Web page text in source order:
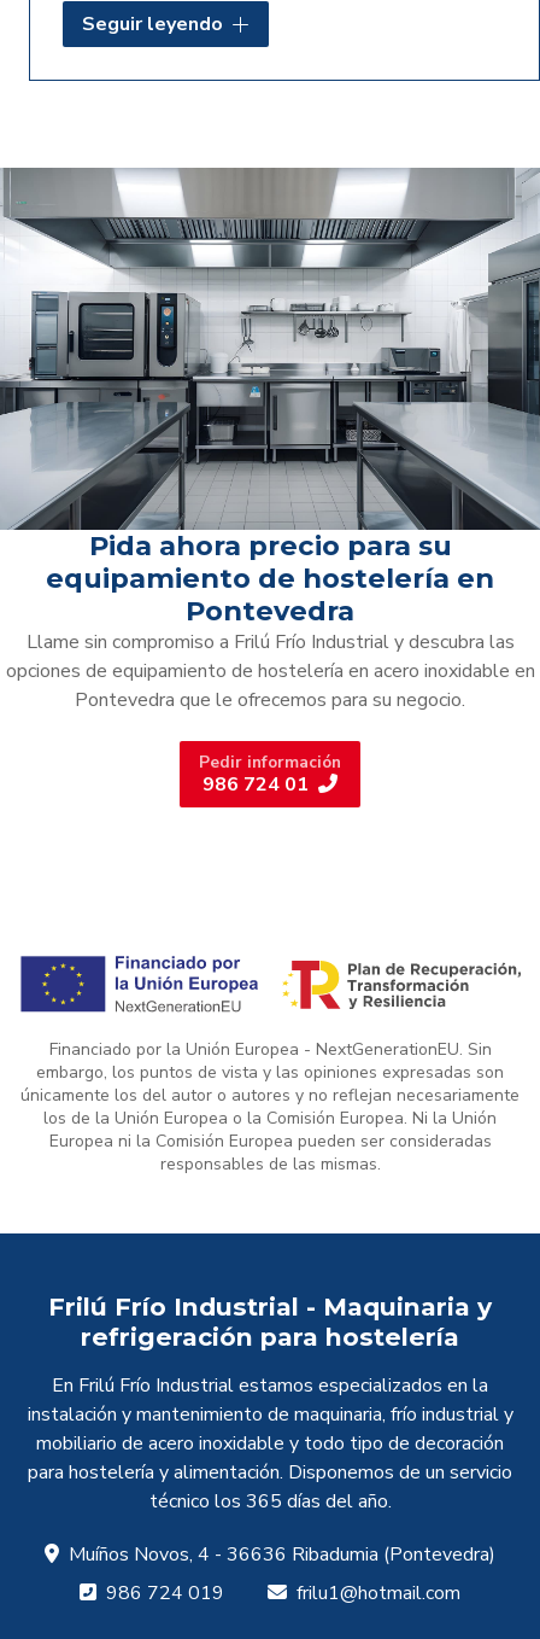
Dentro de nuestra oferta podrá encontrar trabajos
que van desde el diseño y la adaptación del
mobiliario para aprovechar cada centímetro de su
con nosotros para solicitar más información.
Seguir leyendo
Pida ahora precio para su
equipamiento de hostelería en
Pontevedra
Llame sin compromiso a Frilú Frío Industrial y descubra las
opciones de equipamiento de hostelería en acero inoxidable en
Pontevedra que le ofrecemos para su negocio.
Pedir información
986 724 01
Financiado por la Unión Europea - NextGenerationEU. Sin
embargo, los puntos de vista y las opiniones expresadas son
únicamente los del autor o autores y no reflejan necesariamente
los de la Unión Europea o la Comisión Europea. Ni la Unión
Europea ni la Comisión Europea pueden ser consideradas
responsables de las mismas.
Frilú Frío Industrial - Maquinaria y
refrigeración para hostelería
En Frilú Frío Industrial estamos especializados en la
instalación y mantenimiento de maquinaria, frío industrial y
mobiliario de acero inoxidable y todo tipo de decoración
para hostelería y alimentación. Disponemos de un servicio
técnico los 365 días del año.
Muíños Novos, 4 - 36636 Ribadumia (Pontevedra)
986 724 019
frilu1@hotmail.com